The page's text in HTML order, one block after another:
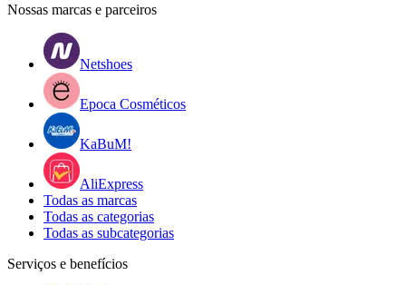
Nossas marcas e parceiros
Netshoes
Epoca Cosméticos
KaBuM!
AliExpress
Todas as marcas
Todas as categorias
Todas as subcategorias
Serviços e benefícios